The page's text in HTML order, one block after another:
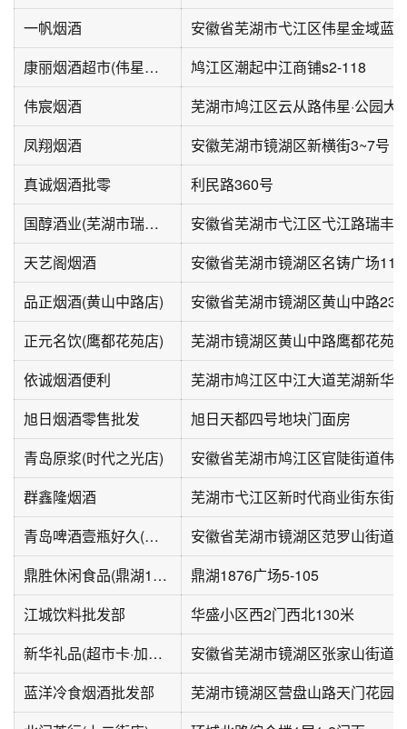
一帆烟酒
康丽烟酒超市(伟星万科潮起中江店)
鸠江区潮起中江商铺s2-118
伟宸烟酒
芜湖市鸠江区云从路伟星·公园大
凤翔烟酒
安徽芜湖市镜湖区新横街3~7号
真诚烟酒批零
利民路360号
国醇酒业(芜湖市瑞丰商博城店)
天艺阁烟酒
安徽省芜湖市镜湖区名铸广场
品正烟酒(黄山中路店)
安徽省芜湖市镜湖区黄山中路23
正元名饮(鹰都花苑店)
芜湖市镜湖区黄山中路鹰都花苑
依诚烟酒便利
芜湖市鸠江区中江大道芜湖新华
旭日烟酒零售批发
旭日天都四号地块门面房
青岛原浆(时代之光店)
安徽省芜湖市鸠江区官陡街道伟
群鑫隆烟酒
芜湖市弋江区新时代商业街东街
青岛啤酒壹瓶好久(北门店)
鼎胜休闲食品(鼎湖1876国际商业广场店)
鼎湖1876广场5-105
江城饮料批发部
华盛小区西2门西北130米
新华礼品(超市卡·加油卡)
蓝洋冷食烟酒批发部
芜湖市镜湖区营盘山路天门花园